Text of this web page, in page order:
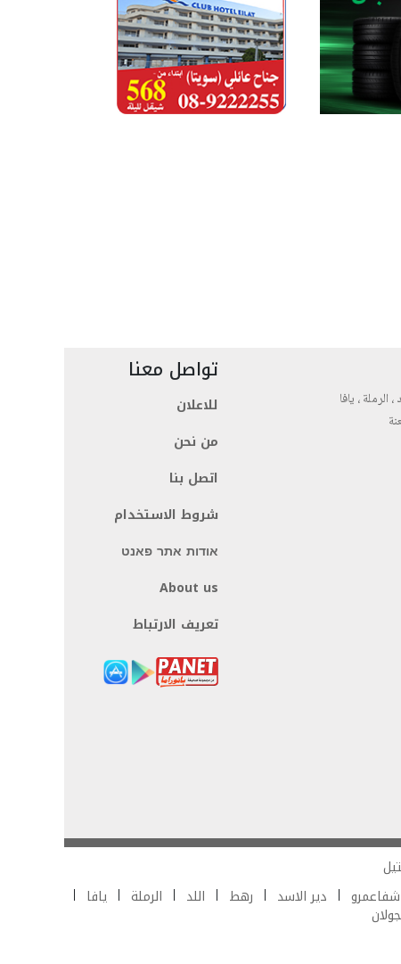
، الرملة ، يافا
تواصل معنا
للاعلان
من نحن
اتصل بنا
شروط الاستخدام
אודות אתר פאנט
About us
تعريف الارتباط
شفاعمرو دير الاسد رهط اللد الرملة يافا